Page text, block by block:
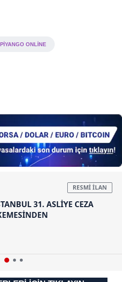
ONLİNE
31. ASLİYE CEZA